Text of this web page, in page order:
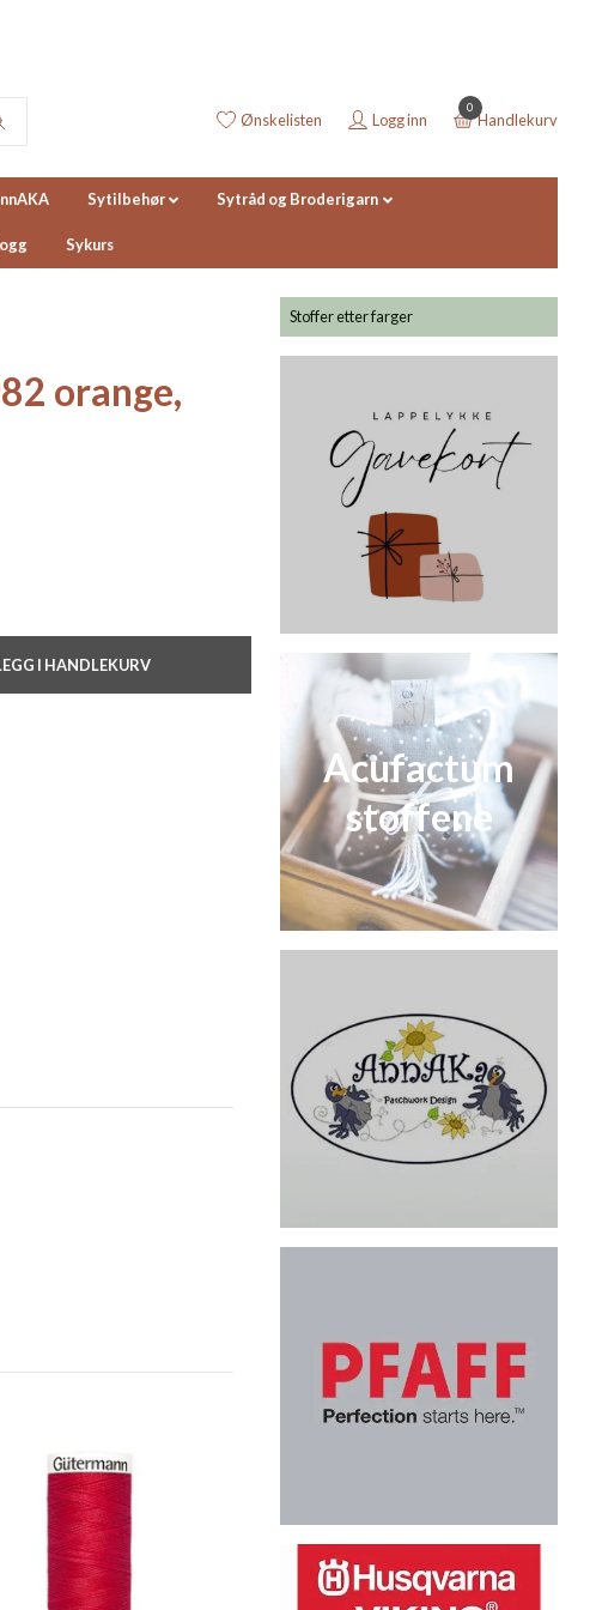
Ønskelisten Logg inn
0
Handlekurv
Sytilbehør Sytråd og Broderigarn
Sykurs
Stoffer etter farger
Acufactum
stoffene
orange,
I HANDLEKURV